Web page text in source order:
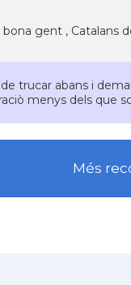
gent , Catalans
trucar abans i
menys dels que
Més